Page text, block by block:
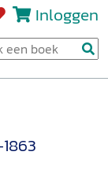
Inloggen